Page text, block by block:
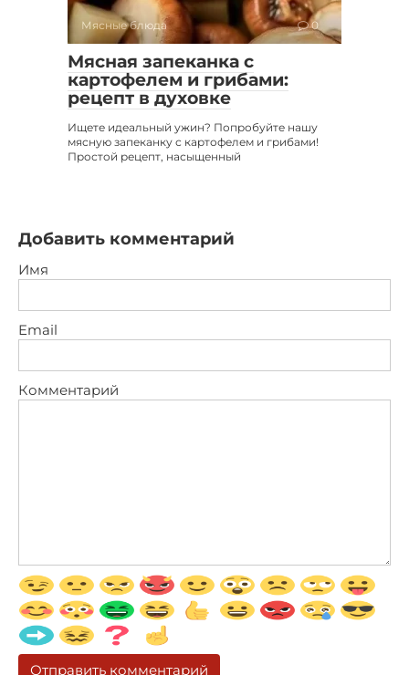
Мясные блюда 0
Мясная запеканка с
картофелем и грибами:
рецепт в духовке
Ищете идеальный ужин? Попробуйте нашу
мясную запеканку с картофелем и грибами!
Простой рецепт, насыщенный
Добавить комментарий
Имя
Email
Комментарий